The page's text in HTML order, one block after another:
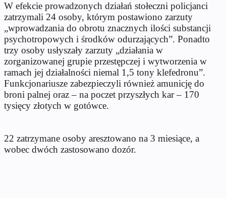
W efekcie prowadzonych działań stołeczni policjanci
zatrzymali 24 osoby, którym postawiono zarzuty
„wprowadzania do obrotu znacznych ilości substancji
psychotropowych i środków odurzających”. Ponadto
trzy osoby usłyszały zarzuty „działania w
zorganizowanej grupie przestępczej i wytworzenia w
ramach jej działalności niemal 1,5 tony klefedronu”.
Funkcjonariusze zabezpieczyli również amunicję do
broni palnej oraz – na poczet przyszłych kar – 170
tysięcy złotych w gotówce.
22 zatrzymane osoby aresztowano na 3 miesiące, a
wobec dwóch zastosowano dozór.